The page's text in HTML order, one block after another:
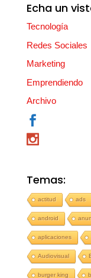
Echa un
Tecnología
Redes Sociales
Marketing
Emprendiendo
Archivo
Temas:
actitud ads
android
aplicaciones
Audiovisual
burger king